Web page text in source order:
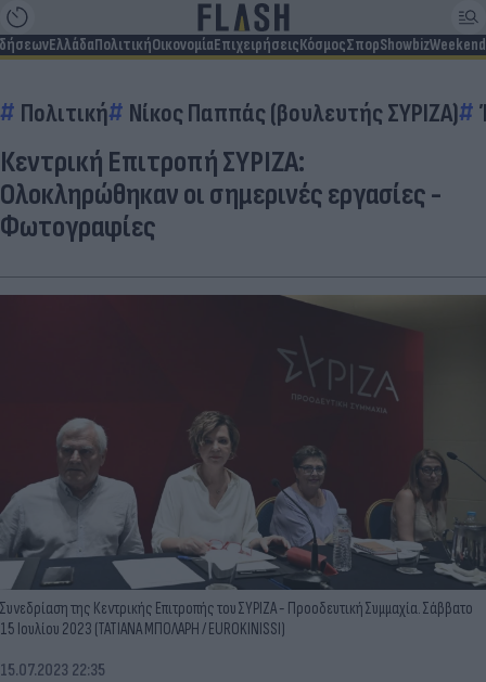
ΕλλάδαΠολιτικήΟικονομίαΕπιχειρήσειςΚόσμοςΣπορShowbizWeekend
Πολιτική Νίκος Παππάς (βουλευτής ΣΥΡΙΖΑ)
Κεντρική Επιτροπή ΣΥΡΙΖΑ:
Ολοκληρώθηκαν οι σημερινές εργασίες -
Φωτογραφίες
Συνεδρίαση της Κεντρικής Επιτροπής του ΣΥΡΙΖΑ - Προοδευτική Συμμαχία. Σάββατο
15 Ιουλίου 2023 (ΤΑΤΙΑΝΑ ΜΠΟΛΑΡΗ / EUROKINISSI)
15.07.2023 22:35